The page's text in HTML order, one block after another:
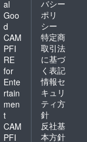
al
Goo
d
CAM
PFI
RE
for
Ente
rtain
men
t
CAM
PFI
バシー
ポリ
シー
特定商
取引法
に基づ
く表記
情報セ
キュリ
ティ方
針
反社基
本方針